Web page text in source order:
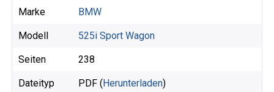
Marke BMW
Modell 525i Sport Wagon
Seiten 238
Dateityp PDF (Herunterladen)